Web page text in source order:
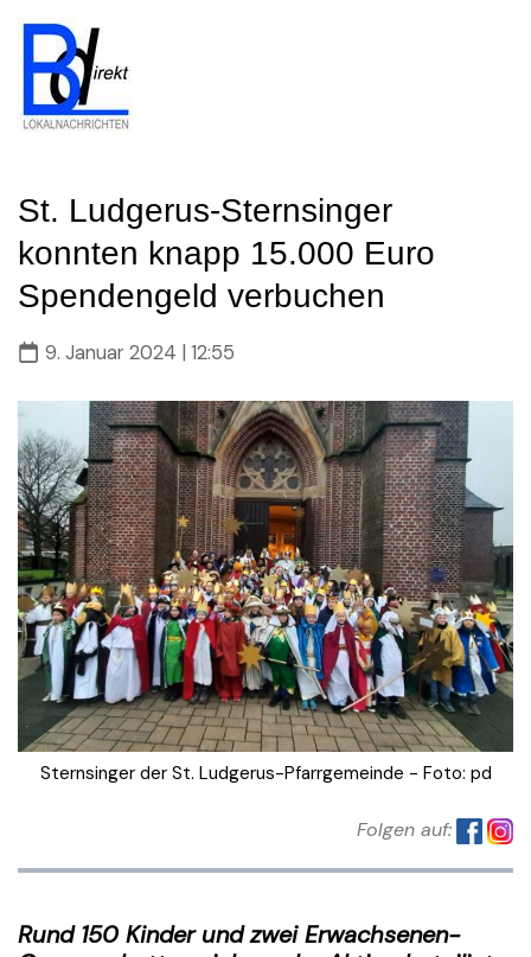
Skip
to
content
St. Ludgerus-Sternsinger
konnten knapp 15.000 Euro
Spendengeld verbuchen
9. Januar 2024 | 12:55
Sternsinger der St. Ludgerus-Pfarrgemeinde - Foto: pd
Folgen auf:
Rund 150 Kinder und zwei Erwachsenen-